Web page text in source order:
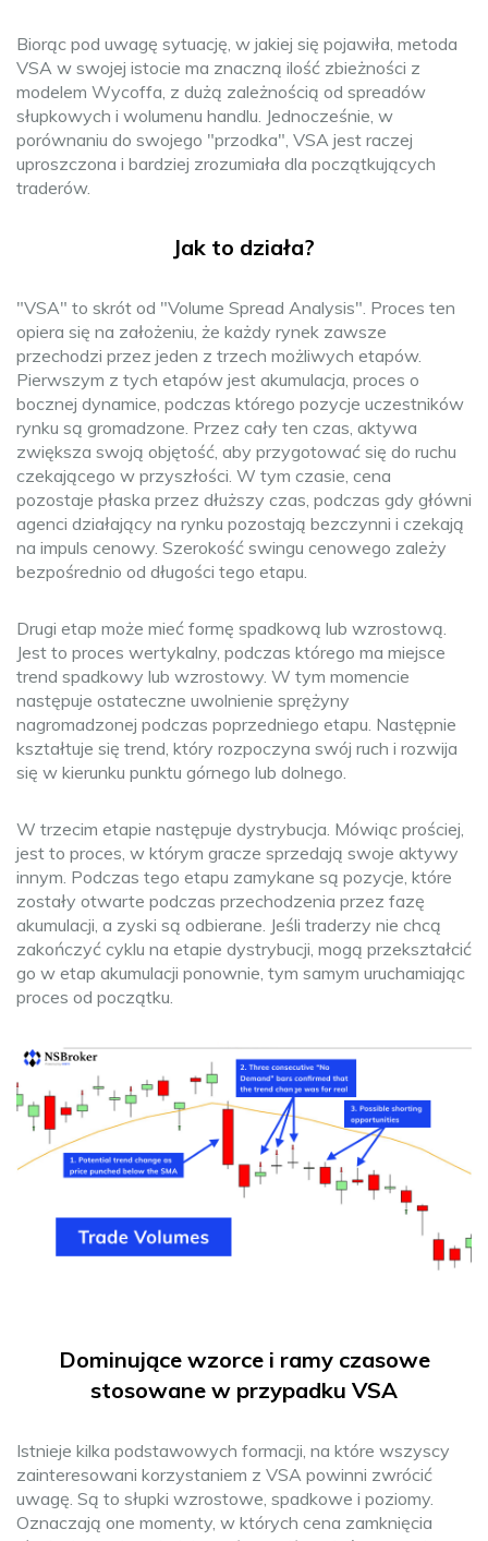
Biorąc pod uwagę sytuację, w jakiej się pojawiła, metoda
VSA w swojej istocie ma znaczną ilość zbieżności z
modelem Wycoffa, z dużą zależnością od spreadów
słupkowych i wolumenu handlu. Jednocześnie, w
porównaniu do swojego "przodka", VSA jest raczej
uproszczona i bardziej zrozumiała dla początkujących
traderów.
Jak to działa?
"VSA" to skrót od "Volume Spread Analysis". Proces ten
opiera się na założeniu, że każdy rynek zawsze
przechodzi przez jeden z trzech możliwych etapów.
Pierwszym z tych etapów jest akumulacja, proces o
bocznej dynamice, podczas którego pozycje uczestników
rynku są gromadzone. Przez cały ten czas, aktywa
zwiększa swoją objętość, aby przygotować się do ruchu
czekającego w przyszłości. W tym czasie, cena
pozostaje płaska przez dłuższy czas, podczas gdy główni
agenci działający na rynku pozostają bezczynni i czekają
na impuls cenowy. Szerokość swingu cenowego zależy
bezpośrednio od długości tego etapu.
Drugi etap może mieć formę spadkową lub wzrostową.
Jest to proces wertykalny, podczas którego ma miejsce
trend spadkowy lub wzrostowy. W tym momencie
następuje ostateczne uwolnienie sprężyny
nagromadzonej podczas poprzedniego etapu. Następnie
kształtuje się trend, który rozpoczyna swój ruch i rozwija
się w kierunku punktu górnego lub dolnego.
W trzecim etapie następuje dystrybucja. Mówiąc prościej,
jest to proces, w którym gracze sprzedają swoje aktywy
innym. Podczas tego etapu zamykane są pozycje, które
zostały otwarte podczas przechodzenia przez fazę
akumulacji, a zyski są odbierane. Jeśli traderzy nie chcą
zakończyć cyklu na etapie dystrybucji, mogą przekształcić
go w etap akumulacji ponownie, tym samym uruchamiając
proces od początku.
Dominujące wzorce i ramy czasowe
stosowane w przypadku VSA
Istnieje kilka podstawowych formacji, na które wszyscy
zainteresowani korzystaniem z VSA powinni zwrócić
uwagę. Są to słupki wzrostowe, spadkowe i poziomy.
Oznaczają one momenty, w których cena zamknięcia